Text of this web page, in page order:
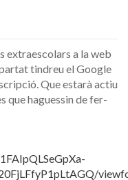
extraescolars a la web
tindreu el Google
Que estarà actiu
que haguessin de fer-